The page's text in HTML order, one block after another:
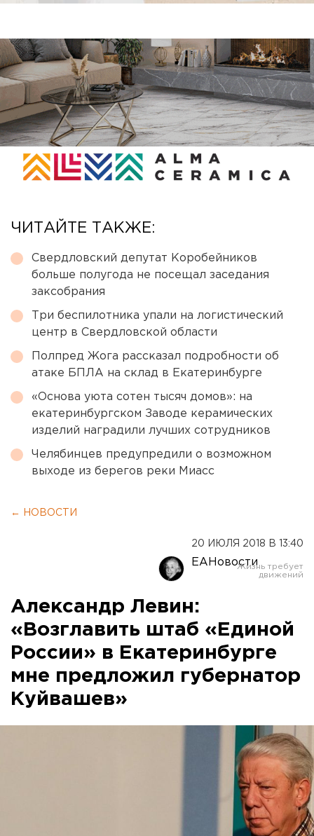
ЧИТАЙТЕ ТАКЖЕ:
Свердловский депутат Коробейников
больше полугода не посещал заседания
заксобрания
Три беспилотника упали на логистический
центр в Свердловской области
Полпред Жога рассказал подробности об
атаке БПЛА на склад в Екатеринбурге
«Основа уюта сотен тысяч домов»: на
екатеринбургском Заводе керамических
изделий наградили лучших сотрудников
Челябинцев предупредили о возможном
выходе из берегов реки Миасс
← НОВОСТИ
20 ИЮЛЯ 2018 В 13:40
ЕАНовости
Александр Левин:
«Возглавить штаб «Единой
России» в Екатеринбурге
мне предложил губернатор
Куйвашев»